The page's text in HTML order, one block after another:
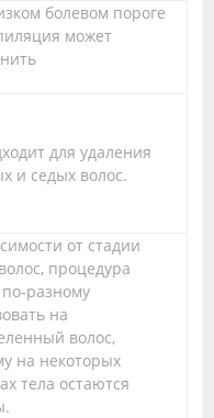
болевом пороге
может
для удаления
и седых волос.
от стадии
процедура
разному
на
волос,
на некоторых
тела остаются